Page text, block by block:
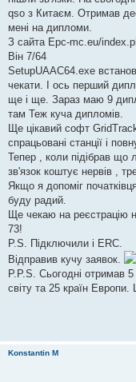
qso з Китаєм. Отримав
мені на дипломи.
З сайта Epc-mc.eu/
Він 7/64
SetupUAAC64.exe
чекати. І ось перший
ще і ще. Зараз маю 9
там Теж куча дипломів.
Ще цікавий софт
спрацьовані станції і
Тепер , коли підібрав що
зв'язок коштує нервів ,
Якщо я допоміг
буду радий.
Ще чекаю на реєстрацію
73!
P.S. Підключили і ERC.
Відправив кучу заявок.
P.P.S. Сьогодні отримав
світу та 25 країн Европи.
Konstantin M